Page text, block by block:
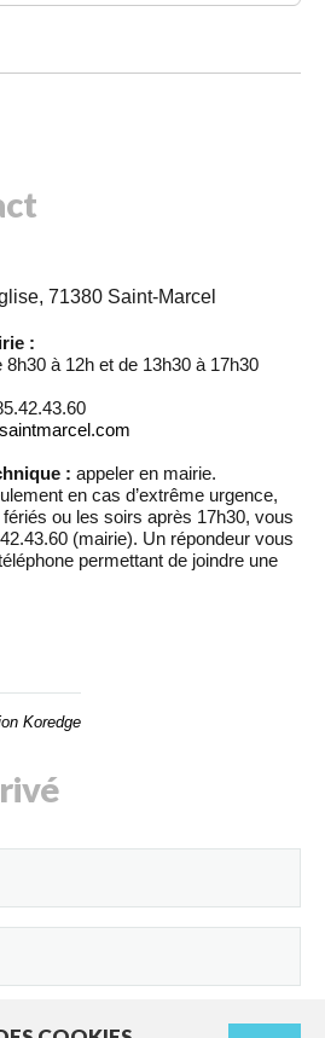
71380 Saint-Marcel
:
à 12h et de 13h30 à 17h30
: appeler en mairie.
en cas d’extrême urgence,
ou les soirs après 17h30, vous
(mairie). Un répondeur vous
permettant de joindre une
Koredge